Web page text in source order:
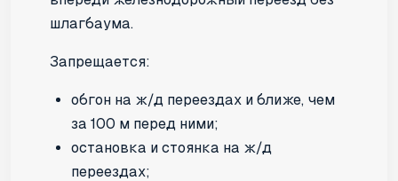
шлагбаума.
Запрещается:
обгон на ж/д переездах и ближе, чем
за 100 м перед ними;
остановка и стоянка на ж/д
переездах;